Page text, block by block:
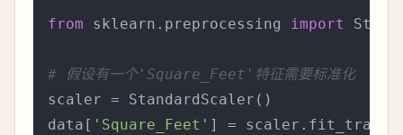
from sklearn.preprocessing import
# 假设有一个'Square_Feet'特征需要标准化
scaler = StandardScaler()
data[ 'Square_Feet' ] =